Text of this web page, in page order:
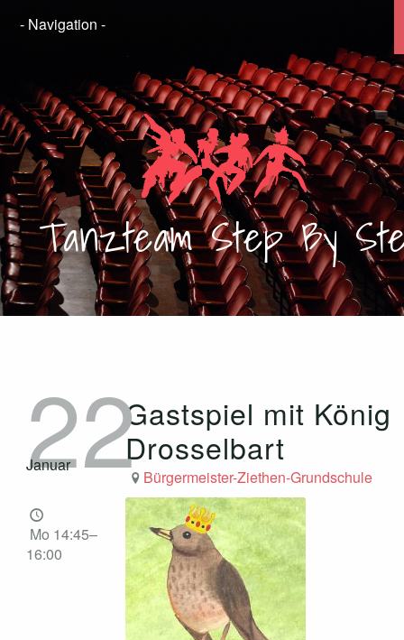
TanzteamStep By
Gastspiel mit König
Drosselbart
22
Januar
Mo 14:45–
16:00
Bürgermeister-Ziethen-Grundschule